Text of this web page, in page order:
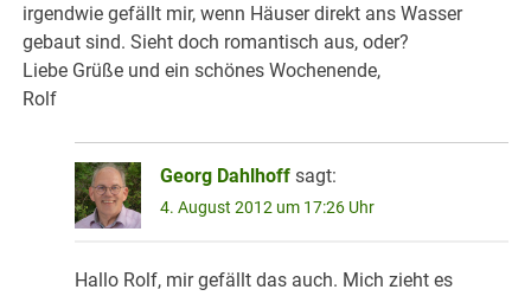
irgendwie gefällt mir, wenn Häuser direkt ans Wasser
gebaut sind. Sieht doch romantisch aus, oder?
Liebe Grüße und ein schönes Wochenende,
Rolf
Georg Dahlhoff sagt:
4. August 2012 um 17:26 Uhr
Hallo Rolf, mir gefällt das auch. Mich zieht es